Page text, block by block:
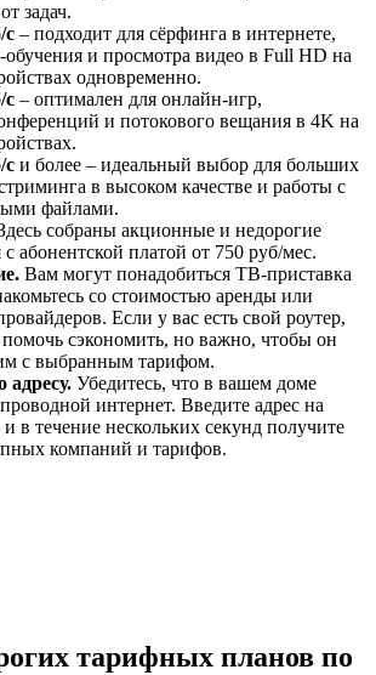
задач.
с – подходит для сёрфинга в интернете,
обучения и просмотра видео в Full HD на
одновременно.
с – оптимален для онлайн-игр,
и потокового вещания в 4K на
с и более – идеальный выбор для больших
в высоком качестве и работы с
файлами.
собраны акционные и недорогие
абонентской платой от 750 руб/мес.
Вам могут понадобиться ТВ-приставка
со стоимостью аренды или
Если у вас есть свой роутер,
сэкономить, но важно, чтобы он
с выбранным тарифом.
Убедитесь, что в вашем доме
интернет. Введите адрес на
в течение нескольких секунд получите
компаний и тарифов.
тарифных планов по